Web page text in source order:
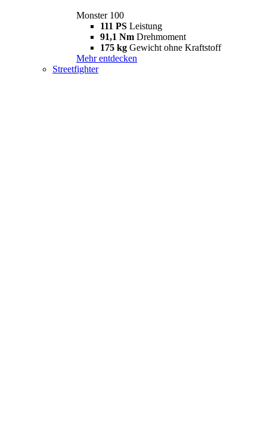
Monster 100
111 PS Leistung
91,1 Nm Drehmoment
175 kg Gewicht ohne Kraftstoff
Mehr entdecken
Streetfighter